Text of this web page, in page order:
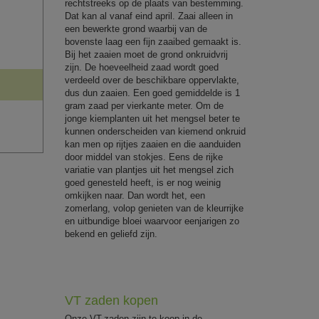
rechtstreeks op de plaats van bestemming.
Dat kan al vanaf eind april. Zaai alleen in
een bewerkte grond waarbij van de
bovenste laag een fijn zaaibed gemaakt is.
Bij het zaaien moet de grond onkruidvrij
zijn. De hoeveelheid zaad wordt goed
verdeeld over de beschikbare oppervlakte,
dus dun zaaien. Een goed gemiddelde is 1
gram zaad per vierkante meter. Om de
jonge kiemplanten uit het mengsel beter te
kunnen onderscheiden van kiemend onkruid
kan men op rijtjes zaaien en die aanduiden
door middel van stokjes. Eens de rijke
variatie van plantjes uit het mengsel zich
goed genesteld heeft, is er nog weinig
omkijken naar. Dan wordt het, een
zomerlang, volop genieten van de kleurrijke
en uitbundige bloei waarvoor eenjarigen zo
bekend en geliefd zijn.
VT zaden kopen